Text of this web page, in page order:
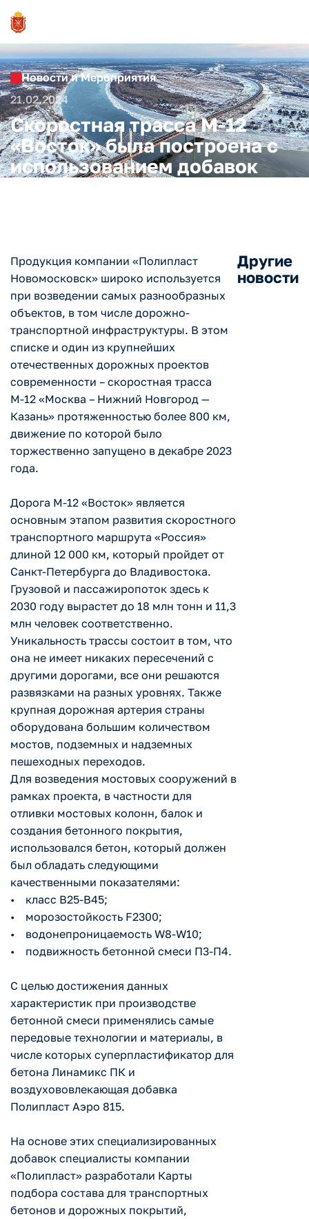
Новости и Мероприятия
21.02.2024
Скоростная трасса М-12
«Восток» была построена с
использованием добавок
Продукция компании «Полипласт
Новомосковск» широко используется
при возведении самых разнообразных
объектов, в том числе дорожно-
транспортной инфраструктуры. В этом
списке и один из крупнейших
отечественных дорожных проектов
современности – скоростная трасса
М-12 «Москва – Нижний Новгород —
Казань» протяженностью более 800 км,
движение по которой было
торжественно запущено в декабре 2023
года.
Дорога М-12 «Восток» является
основным этапом развития скоростного
транспортного маршрута «Россия»
длиной 12 000 км, который пройдет от
Санкт-Петербурга до Владивостока.
Грузовой и пассажиропоток здесь к
2030 году вырастет до 18 млн тонн и 11,3
млн человек соответственно.
Уникальность трассы состоит в том, что
она не имеет никаких пересечений с
другими дорогами, все они решаются
развязками на разных уровнях. Также
крупная дорожная артерия страны
оборудована большим количеством
мостов, подземных и надземных
пешеходных переходов.
Для возведения мостовых сооружений в
рамках проекта, в частности для
отливки мостовых колонн, балок и
создания бетонного покрытия,
использовался бетон, который должен
был обладать следующими
качественными показателями:
• класс B25-B45;
• морозостойкость F2300;
• водонепроницаемость W8-W10;
• подвижность бетонной смеси П3-П4.
С целью достижения данных
характеристик при производстве
бетонной смеси применялись самые
передовые технологии и материалы, в
числе которых суперпластификатор для
бетона Линамикс ПК и
воздухововлекающая добавка
Полипласт Аэро 815.
На основе этих специализированных
добавок специалисты компании
«Полипласт» разработали Карты
подбора состава для транспортных
бетонов и дорожных покрытий,
Другие
новости